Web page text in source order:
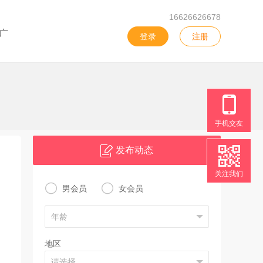
16626626678
登录 注册
发布动态
 男会员  女会员
地区
手机交友
关注我们